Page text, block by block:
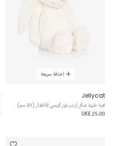
إضافة سريعة
Jellycat
لعبة طرية شكل أرنب لون كريمي للأطفال (31 سم)
UK£ 25.00